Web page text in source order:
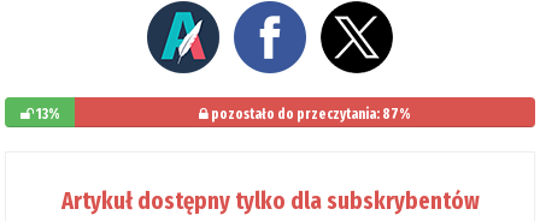
13% pozostało do przeczytania: 87%
Artykuł dostępny tylko dla subskrybentów